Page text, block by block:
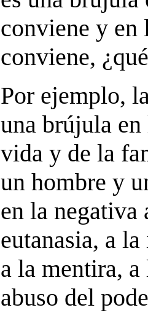
conviene y en
conviene,
Por ejemplo,
una brújula en
vida y de la
un hombre y
en la negativa
eutanasia, a
a la mentira,
abuso del